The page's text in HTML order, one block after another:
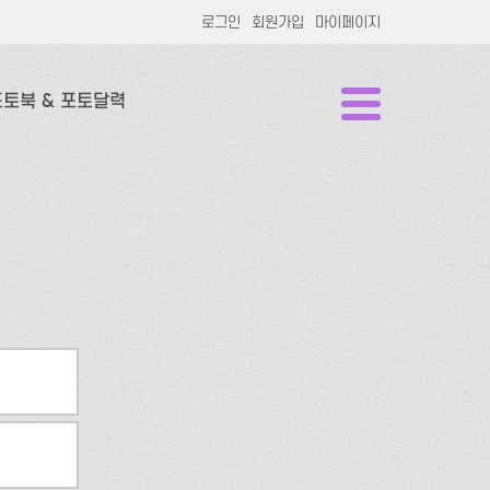
로그인 회원가입 마이페이지
북 & 포토달력